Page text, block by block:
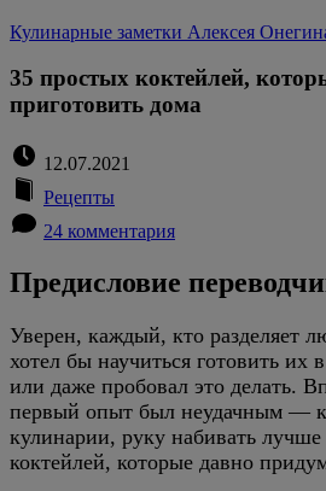
Кулинарные заметки Алексея
35 простых коктейлей,
приготовить дома
12.07.2021
Рецепты
24 комментария
Предисловие
Уверен, каждый, кто разделяет
хотел бы научиться готовить их
или даже пробовал это делать.
первый опыт был неудачным —
кулинарии, руку набивать
коктейлей, которые давно